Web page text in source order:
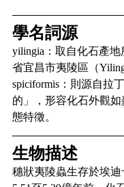
學名詞源
yilingia：取自化石產
省宜昌市夷陵區（Yiling
spiciformis：則源自拉
的」，形容化石外觀
態特徵。
生物描述
穗狀夷陵蟲生存於埃